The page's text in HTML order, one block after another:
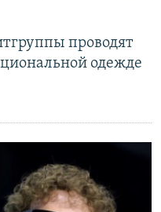
проводят
одежде